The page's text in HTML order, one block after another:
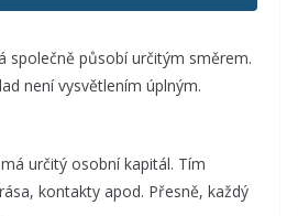
společně působí určitým směrem.
není vysvětlením úplným.
určitý osobní kapitál. Tím
kontakty apod. Přesně, každý